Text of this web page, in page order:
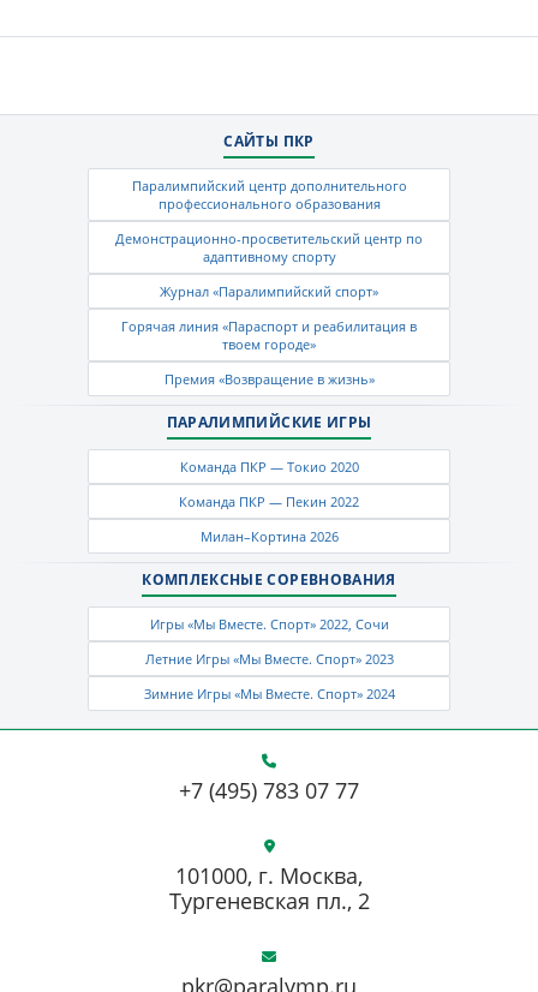
САЙТЫ ПКР
Паралимпийский центр дополнительного
профессионального образования
Демонстрационно-просветительский центр по
адаптивному спорту
Журнал «Паралимпийский спорт»
Горячая линия «Параспорт и реабилитация в
твоем городе»
Премия «Возвращение в жизнь»
ПАРАЛИМПИЙСКИЕ ИГРЫ
Команда ПКР — Токио 2020
Команда ПКР — Пекин 2022
Милан–Кортина 2026
КОМПЛЕКСНЫЕ СОРЕВНОВАНИЯ
Игры «Мы Вместе. Спорт» 2022, Сочи
Летние Игры «Мы Вместе. Спорт» 2023
Зимние Игры «Мы Вместе. Спорт» 2024
+7 (495) 783 07 77
pkr@paralymp.ru
101000, г. Москва,
Тургеневская пл., 2